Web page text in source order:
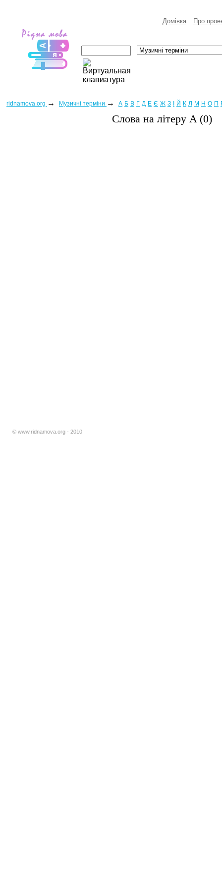
Домівка Про
ridnamova.org → Музичні терміни → А Б В Г Д Е Є Ж З Й К Л М Н О П
Слова на лiтеру A (0)
© www.ridnamova.org - 2010